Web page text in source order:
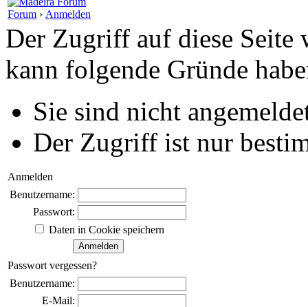
Forum › Anmelden
Der Zugriff auf diese Seite
kann folgende Gründe
Sie sind nicht
Der Zugriff ist nur
Anmelden
Benutzername:
Passwort:
Daten in Cookie speichern
Passwort vergessen?
Benutzername:
E-Mail: